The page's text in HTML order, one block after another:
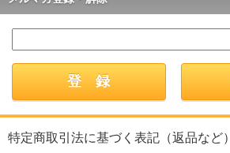
特定商取引法に基づく表記（返品など）